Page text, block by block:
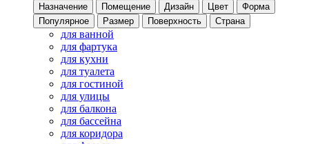
Назначение
Помещение Дизайн Цвет
Форма
Популярное
Размер Поверхность Страна
для ванной
для фартука
для кухни
для туалета
для гостиной
для улицы
для балкона
для бассейна
для коридора